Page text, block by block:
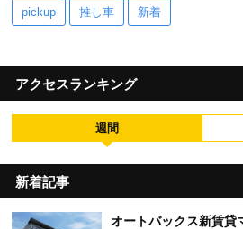
pickup 推し車 新着
アクセスランキング
週間
新着記事
オートバックス新賃貸